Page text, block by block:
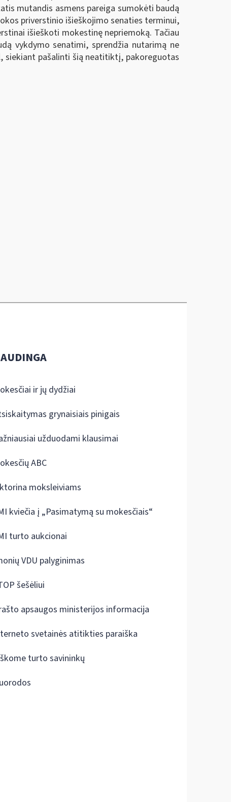
mutandis asmens pareiga sumokėti baudą
priverstinio išieškojimo senaties terminui,
išieškoti mokestinę nepriemoką. Tačiau
vykdymo senatimi, sprendžia nutarimą ne
siekiant pašalinti šią neatitiktį, pakoreguotas
ir jų dydžiai
grynaisiais pinigais
užduodami klausimai
ABC
moksleiviams
kviečia į „Pasimatymą su mokesčiais“
turto aukcionai
VDU palyginimas
šešėliui
apsaugos ministerijos informacija
svetainės atitikties paraiška
turto savininkų